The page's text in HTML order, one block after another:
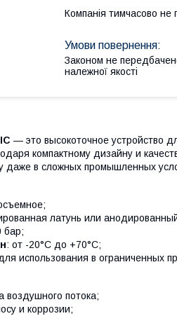
Компанія тимчасово не
Законом не
належної якості
— это высокоточное устройство
компактному дизайну и
даже в сложных промышленных
латунь или
бар;
: от -20°C до +70°C;
использования в ограниченных
воздушного потока;
и коррозии;